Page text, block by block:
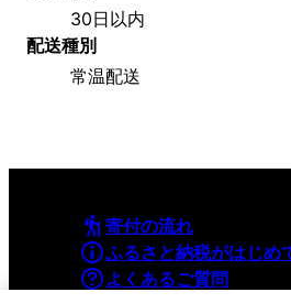
30日以内
配送種別
常温配送
寄付の流れ
ふるさと納税がはじめ
よくあるご質問